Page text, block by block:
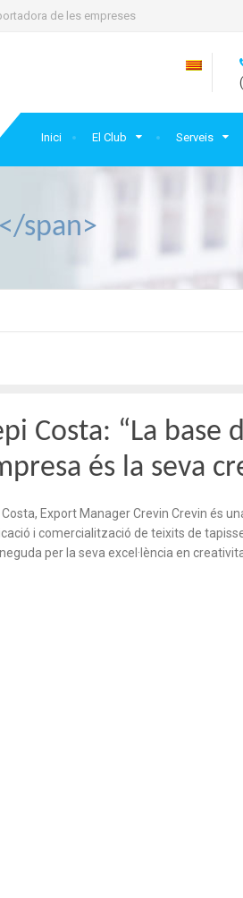
de les empreses
Inici El Club Serveis
span>
Costa: “La base
és la seva
Costa, Export Manager Crevin Crevin és
i comercialització de teixits de
per la seva excel·lència en